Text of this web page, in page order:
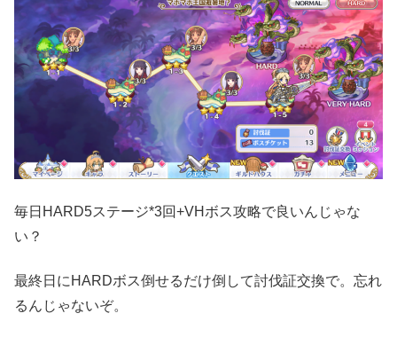
毎日HARD5ステージ*3回+VHボス攻略で良いんじゃな
い？
最終日にHARDボス倒せるだけ倒して討伐証交換で。忘れ
るんじゃないぞ。